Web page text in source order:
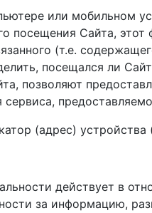
или мобильном
посещения Сайта,
(т.е.
посещался ли
позволяют
сервиса,
(адрес)
действует в
за информацию,